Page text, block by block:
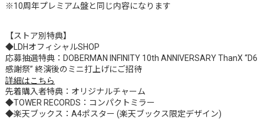
※10周年プレミアム盤と同じ内容になります
【ストア別特典】
◆LDHオフィシャルSHOP
応募抽選特典：DOBERMAN INFINITY 10th ANNIVERSARY ThanX “D6
感謝祭” 終演後のミニ打上げにご招待
詳細はこちら
先着購入者特典：オリジナルチャーム
◆TOWER RECORDS：コンパクトミラー
◆楽天ブックス：A4ポスター (楽天ブックス限定デザイン)